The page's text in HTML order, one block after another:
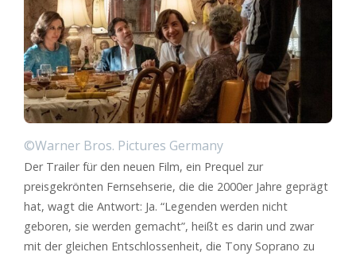
©Warner Bros. Pictures Germany
Der Trailer für den neuen Film, ein Prequel zur
preisgekrönten Fernsehserie, die die 2000er Jahre geprägt
hat, wagt die Antwort: Ja. “Legenden werden nicht
geboren, sie werden gemacht”, heißt es darin und zwar
mit der gleichen Entschlossenheit, die Tony Soprano zu